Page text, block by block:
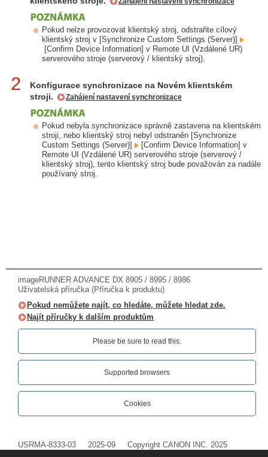
Pokud nelze provozovat klientský stroj, odstraňte cílový
klientský stroj v [Synchronize Custom Settings (Server)]
[Confirm Device Information] v Remote UI (Vzdálené UR)
serverového stroje (serverový / klientský stroj).
2
Konfigurace synchronizace na Novém klientském
stroji.
Zahájení nastavení synchronizace
Pokud nebyla synchronizace správně zastavena na klientském
stroji, nebo klientský stroj nebyl odstraněn [Synchronize
Custom Settings (Server)]
[Confirm Device Information] v
Remote UI (Vzdálené UR) serverového stroje (serverový /
klientský stroj), tento klientský stroj bude považován za nadále
používaný stroj.
imageRUNNER ADVANCE DX 8905 / 8995 / 8986
Uživatelská příručka (Příručka k produktu)
Pokud nemůžete najít, co hledáte, můžete hledat zde.
Najít příručky k dalším produktům
Please be sure to read this.‎
Supported browsers
Cookies
USRMA-8333-03 2025-09 Copyright CANON INC. 2025